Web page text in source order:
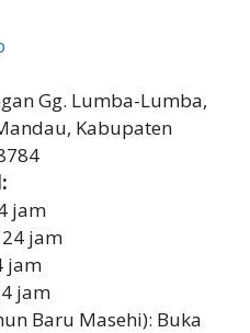
Gg. Lumba-Lumba,
Kabupaten
jam
jam
jam
jam
Baru Masehi): Buka